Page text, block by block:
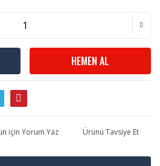
HEMEN AL
için Yorum Yaz Ürünü Tavsiye Et